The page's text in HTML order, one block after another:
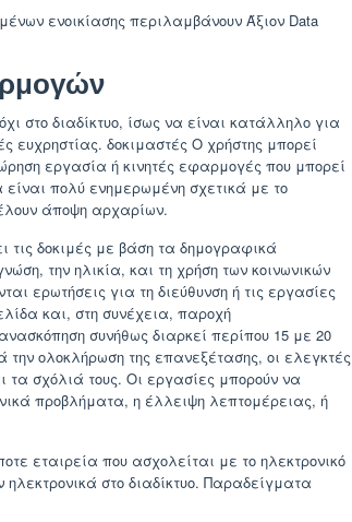
ενοικίασης περιλαμβάνουν Άξιον Data
στο διαδίκτυο, ίσως να είναι κατάλληλο για
δοκιμαστές Ο χρήστης μπορεί
εργασία ή κινητές εφαρμογές που μπορεί
πολύ ενημερωμένη σχετικά με το
άποψη αρχαρίων.
τις δοκιμές με βάση τα δημογραφικά
την ηλικία, και τη χρήση των κοινωνικών
ερωτήσεις για τη διεύθυνση ή τις εργασίες
και, στη συνέχεια, παροχή
συνήθως διαρκεί περίπου 15 με 20
ολοκλήρωση της επανεξέτασης, οι ελεγκτές
τα σχόλιά τους. Οι εργασίες μπορούν να
προβλήματα, η έλλειψη λεπτομέρειας, ή
εταιρεία που ασχολείται με το ηλεκτρονικό
στο διαδίκτυο. Παραδείγματα